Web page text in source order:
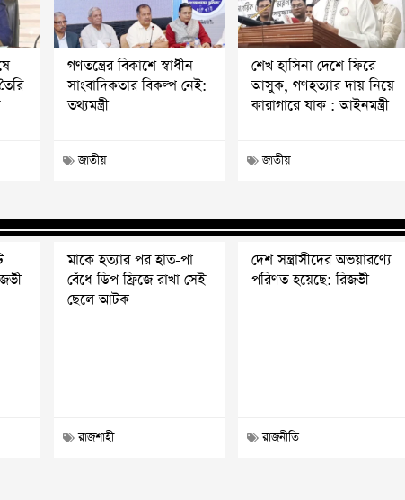
গণতন্ত্রের বিকাশে স্বাধীন
সাংবাদিকতার বিকল্প নেই:
তথ্যমন্ত্রী
জাতীয়
শেখ হাসিনা দেশে ফিরে
আসুক, গণহত্যার দায় নিয়ে
কারাগারে যাক : আইনমন্ত্রী
জাতীয়
মাকে হত্যার পর হাত-পা
বেঁধে ডিপ ফ্রিজে রাখা সেই
ছেলে আটক
রাজশাহী
দেশ সন্ত্রাসীদের অভয়ারণ্যে
পরিণত হয়েছে: রিজভী
রাজনীতি